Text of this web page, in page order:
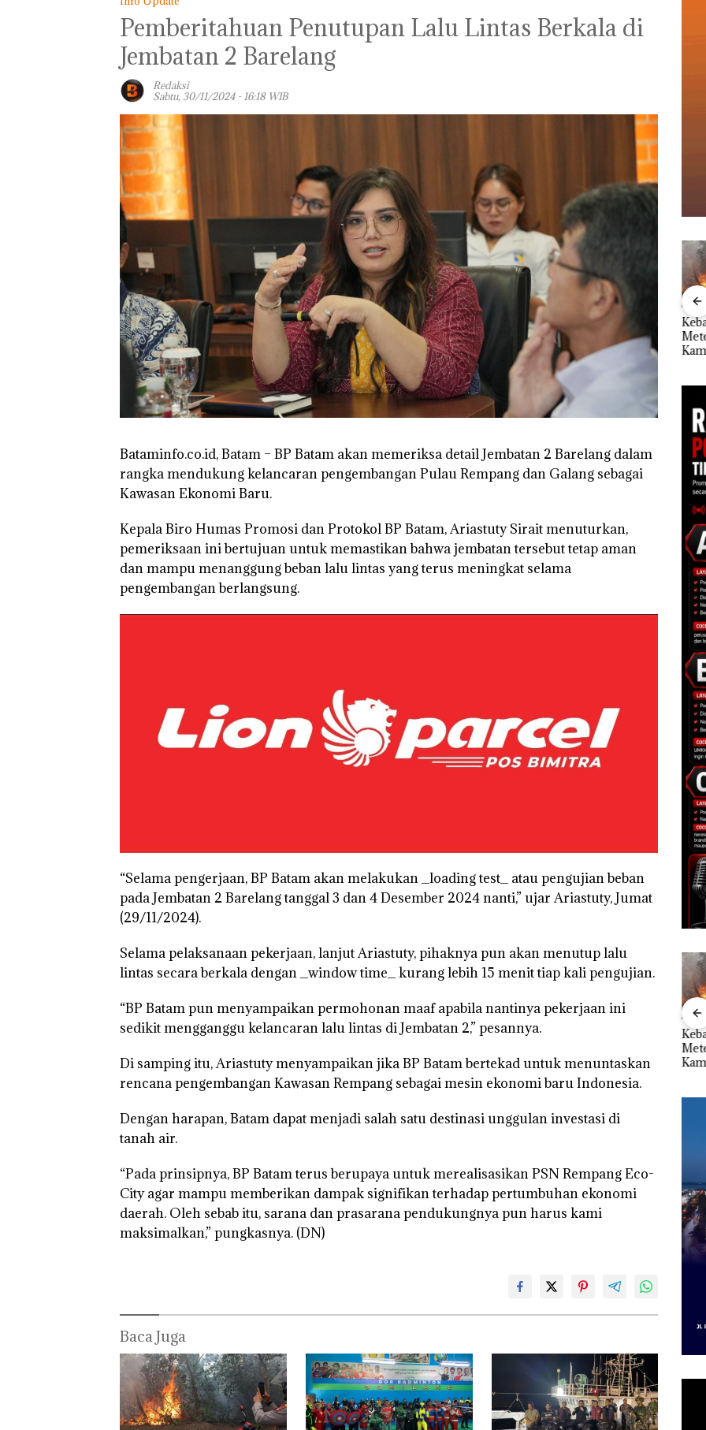
Pemberitahuan Penutupan Lalu Lintas Berkala di
Jembatan 2 Barelang
Redaksi
Sabtu, 30/11/2024 - 16:18 WIB
Bataminfo.co.id, Batam – BP Batam akan memeriksa detail Jembatan 2 Barelang dalam
rangka mendukung kelancaran pengembangan Pulau Rempang dan Galang sebagai
Kawasan Ekonomi Baru.
Kepala Biro Humas Promosi dan Protokol BP Batam, Ariastuty Sirait menuturkan,
pemeriksaan ini bertujuan untuk memastikan bahwa jembatan tersebut tetap aman
dan mampu menanggung beban lalu lintas yang terus meningkat selama
pengembangan berlangsung.
“Selama pengerjaan, BP Batam akan melakukan _loading test_ atau pengujian beban
pada Jembatan 2 Barelang tanggal 3 dan 4 Desember 2024 nanti,” ujar Ariastuty, Jumat
(29/11/2024).
Selama pelaksanaan pekerjaan, lanjut Ariastuty, pihaknya pun akan menutup lalu
lintas secara berkala dengan _window time_ kurang lebih 15 menit tiap kali pengujian.
“BP Batam pun menyampaikan permohonan maaf apabila nantinya pekerjaan ini
sedikit mengganggu kelancaran lalu lintas di Jembatan 2,” pesannya.
Di samping itu, Ariastuty menyampaikan jika BP Batam bertekad untuk menuntaskan
rencana pengembangan Kawasan Rempang sebagai mesin ekonomi baru Indonesia.
Dengan harapan, Batam dapat menjadi salah satu destinasi unggulan investasi di
tanah air.
“Pada prinsipnya, BP Batam terus berupaya untuk merealisasikan PSN Rempang Eco-
City agar mampu memberikan dampak signifikan terhadap pertumbuhan ekonomi
daerah. Oleh sebab itu, sarana dan prasarana pendukungnya pun harus kami
maksimalkan,” pungkasnya. (DN)
Baca Juga
Bisnis Wholesale
Network Catat
Pertumbuhan
Pendapatan Sebesar
12,7% Secara
Tahunan
Perayaan Ulang
Tahun ke-24 HARRIS
Resort Waterfront
Batam Gelar
Giveaway Spesial dan
Diskon Menginap
24%
Kebakaran Lahan 600
Meter Persegi di
Kampung Bugis,
Diduga Dipicu
Pembakaran Sampah
Kejari Natuna
Selaut Nonaktif
sebagai Tersangka
Korupsi APBDes,
Juta
Rayakan Semangat
“Flavours of
Nusantara” di Grand
Mercure Batam
Kampung Bugis,
Diduga Dipicu
Pembakaran Sampah